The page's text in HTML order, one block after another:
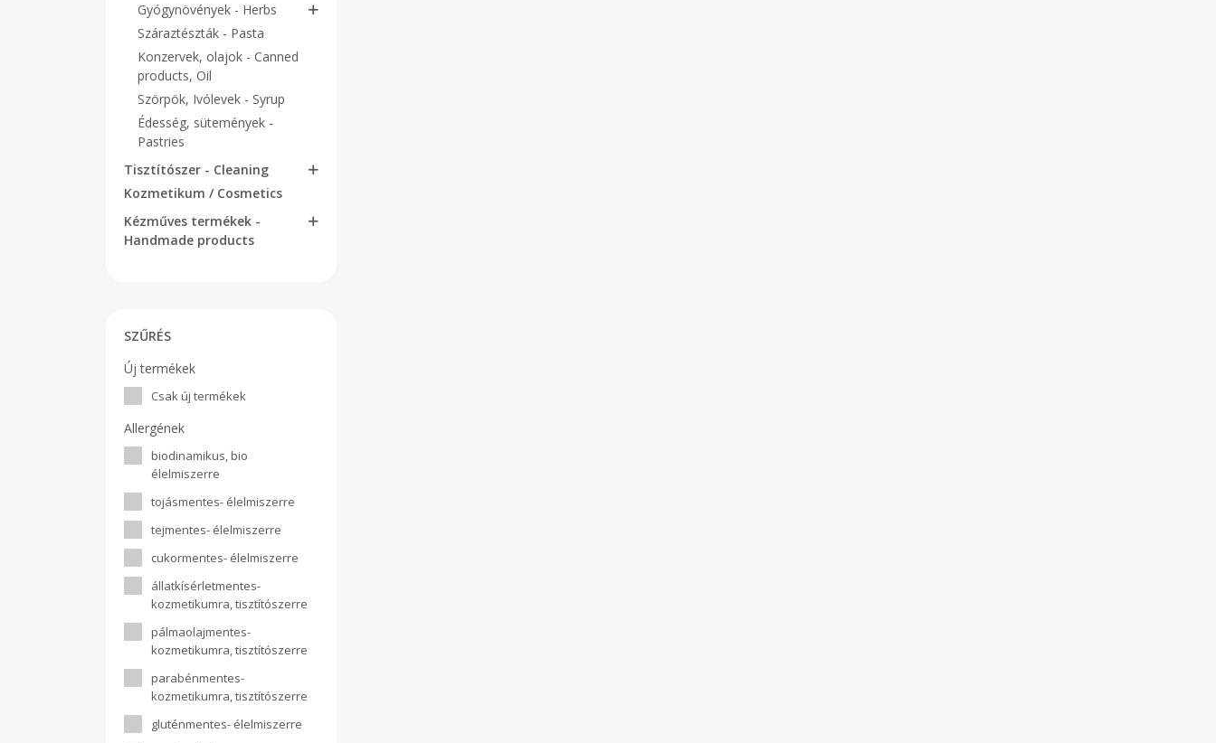
Gyógynövények - Herbs
Száraztészták - Pasta
Konzervek, olajok - Canned
products, Oil
Szörpök, Ivólevek - Syrup
Édesség, sütemények -
Pastries
Tisztítószer - Cleaning
Kozmetikum / Cosmetics
Kézműves termékek -
Handmade products
SZŰRÉS
Új termékek
Csak új termékek
Allergének
biodinamikus, bio
élelmiszerre
tojásmentes- élelmiszerre
tejmentes- élelmiszerre
cukormentes- élelmiszerre
állatkísérletmentes-
kozmetikumra, tisztítószerre
pálmaolajmentes-
kozmetikumra, tisztítószerre
parabénmentes-
kozmetikumra, tisztítószerre
gluténmentes- élelmiszerre